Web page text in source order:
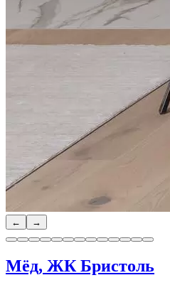
← →
Мёд, ЖК Бристоль